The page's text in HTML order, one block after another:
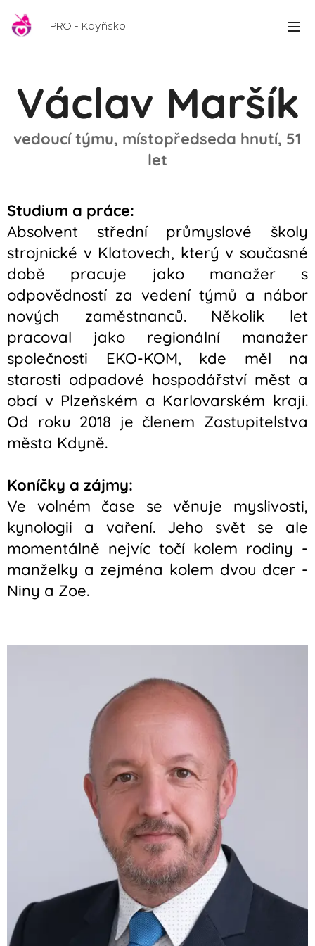
PRO - Kdyňsko
Václav Maršík
vedoucí týmu, místopředseda hnutí, 51
let
Studium a práce:
Absolvent střední průmyslové školy
strojnické v Klatovech, který v současné
době pracuje jako manažer s
odpovědností za vedení týmů a nábor
nových zaměstnanců. Několik let
pracoval jako regionální manažer
společnosti EKO-KOM, kde měl na
starosti odpadové hospodářství měst a
obcí v Plzeňském a Karlovarském kraji.
Od roku 2018 je členem Zastupitelstva
města Kdyně.
Koníčky a zájmy:
Ve volném čase se věnuje myslivosti,
kynologii a vaření. Jeho svět se ale
momentálně nejvíc točí kolem rodiny -
manželky a zejména kolem dvou dcer -
Niny a Zoe.